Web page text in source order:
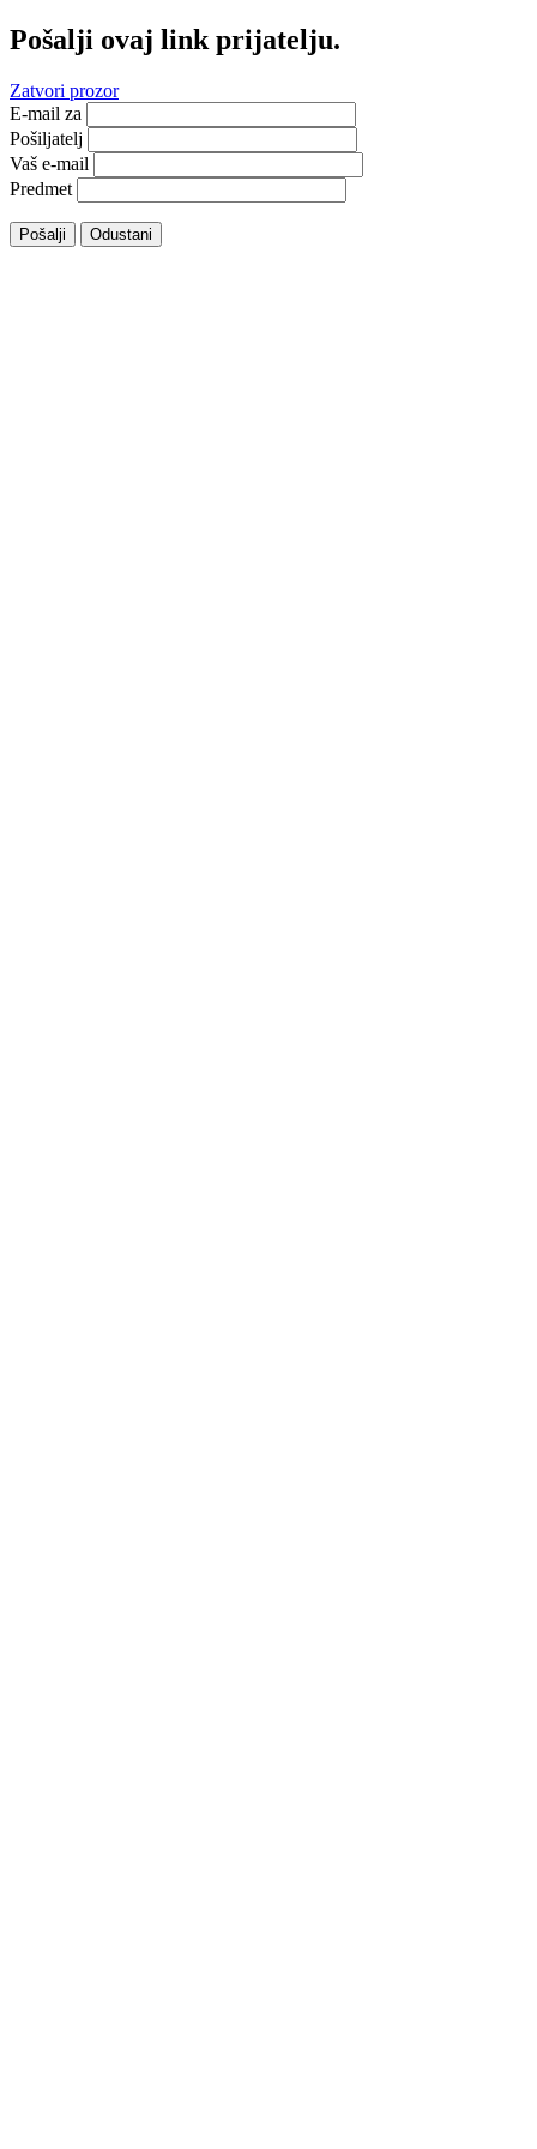
Pošalji ovaj link prijatelju.
Zatvori prozor
E-mail za
Pošiljatelj
Vaš e-mail
Predmet
Pošalji Odustani